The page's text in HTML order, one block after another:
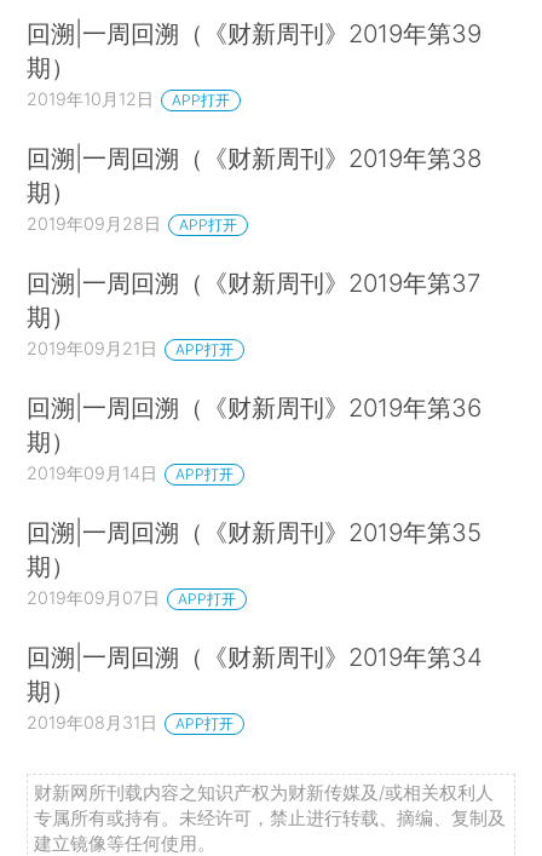
回溯|一周回溯（《财新周刊》2019年第39
期）
2019年10月12日 APP打开
回溯|一周回溯（《财新周刊》2019年第38
期）
2019年09月28日 APP打开
回溯|一周回溯（《财新周刊》2019年第37
期）
2019年09月21日 APP打开
回溯|一周回溯（《财新周刊》2019年第36
期）
2019年09月14日 APP打开
回溯|一周回溯（《财新周刊》2019年第35
期）
2019年09月07日 APP打开
回溯|一周回溯（《财新周刊》2019年第34
期）
2019年08月31日 APP打开
财新网所刊载内容之知识产权为财新传媒及/或相关权利人
专属所有或持有。未经许可，禁止进行转载、摘编、复制及
建立镜像等任何使用。